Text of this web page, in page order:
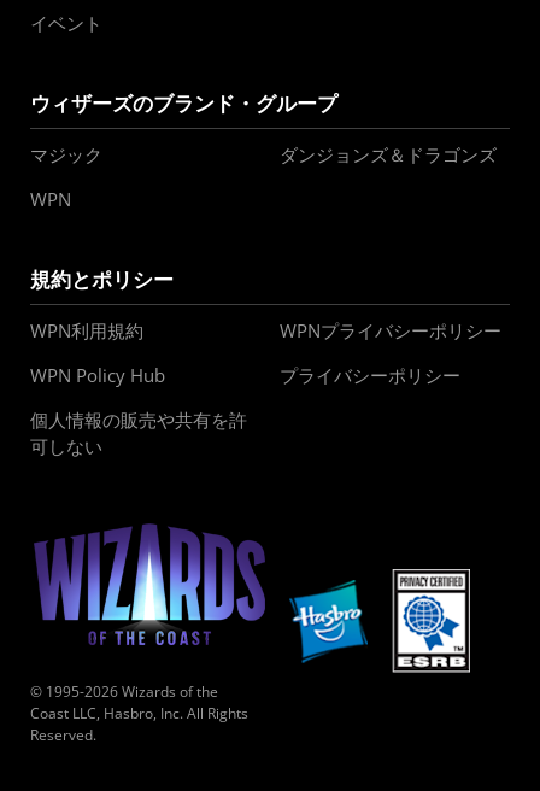
イベント
ウィザーズのブランド・グループ
マジック
ダンジョンズ＆ドラゴンズ
WPN
規約とポリシー
WPN利用規約
WPNプライバシーポリシー
WPN Policy Hub
プライバシーポリシー
個人情報の販売や共有を許
可しない
© 1995-2026 Wizards of the
Coast LLC, Hasbro, Inc. All Rights
Reserved.